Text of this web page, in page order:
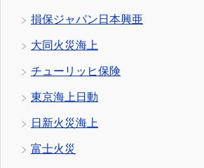
損保ジャパン日本興亜
大同火災海上
チューリッヒ保険
東京海上日動
日新火災海上
富士火災